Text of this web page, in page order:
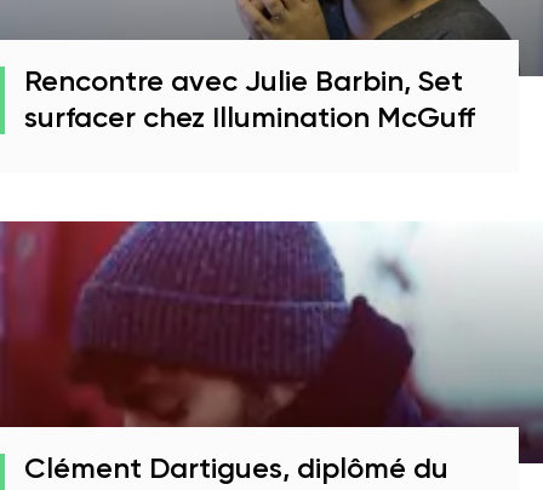
Rencontre avec Julie Barbin, Set
surfacer chez Illumination McGuff
Clément Dartigues, diplômé du